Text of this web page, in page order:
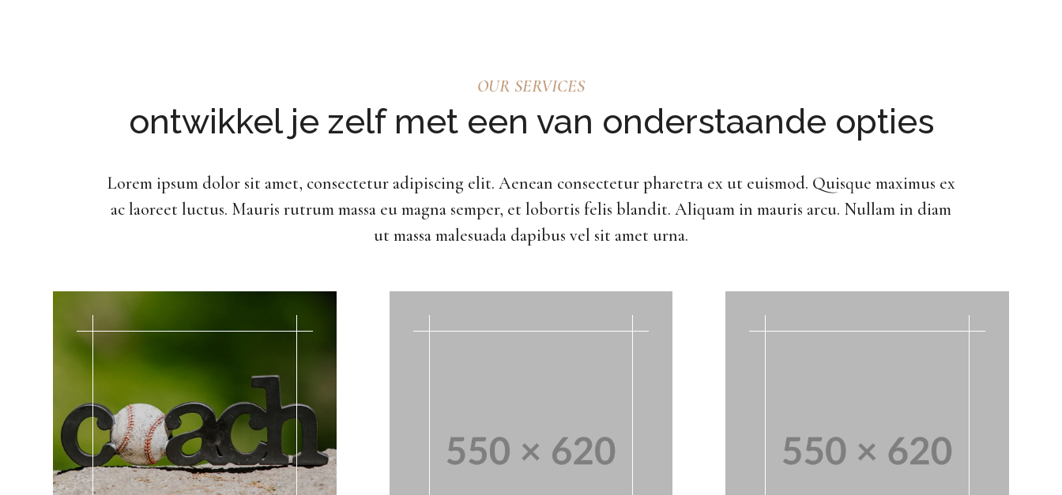
OUR SERVICES
ontwikkel je zelf met een van onderstaande opties
Lorem ipsum dolor sit amet, consectetur adipiscing elit. Aenean consectetur pharetra ex ut euismod. Quisque maximus ex
ac laoreet luctus. Mauris rutrum massa eu magna semper, et lobortis felis blandit. Aliquam in mauris arcu. Nullam in diam
ut massa malesuada dapibus vel sit amet urna.